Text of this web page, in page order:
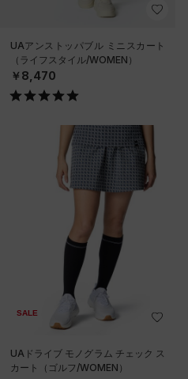
UAアンストッパブル ミニスカート
（ライフスタイル/WOMEN）
￥8,470
SALE
UAドライブ モノグラム チェック ス
カート（ゴルフ/WOMEN）